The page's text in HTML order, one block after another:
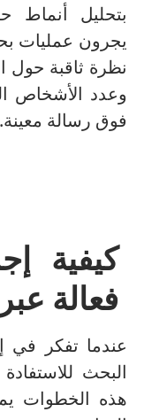
بتحليل أنماط
يجرون عمليات
نظرة ثاقبة حول
وعدد الأشخاص
فوق رسالة معينة.
كيفية
فعالة
عندما تفكر في
البحث
هذه الخطوات